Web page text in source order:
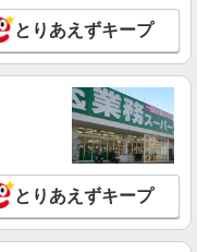
とりあえずキープ
とりあえずキープ